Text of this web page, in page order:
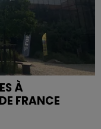
À
FRANCE